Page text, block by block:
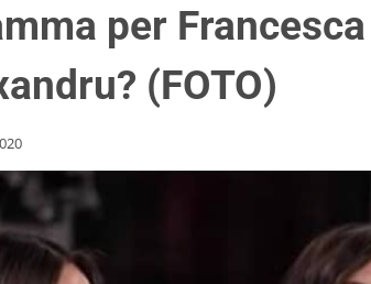
per Francesca
(FOTO)